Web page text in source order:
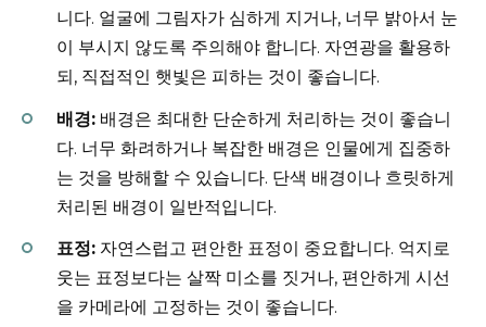
니다. 얼굴에 그림자가 심하게 지거나, 너무 밝아서 눈
이 부시지 않도록 주의해야 합니다. 자연광을 활용하
되, 직접적인 햇빛은 피하는 것이 좋습니다.
배경: 배경은 최대한 단순하게 처리하는 것이 좋습니
다. 너무 화려하거나 복잡한 배경은 인물에게 집중하
는 것을 방해할 수 있습니다. 단색 배경이나 흐릿하게
처리된 배경이 일반적입니다.
표정: 자연스럽고 편안한 표정이 중요합니다. 억지로
웃는 표정보다는 살짝 미소를 짓거나, 편안하게 시선
을 카메라에 고정하는 것이 좋습니다.